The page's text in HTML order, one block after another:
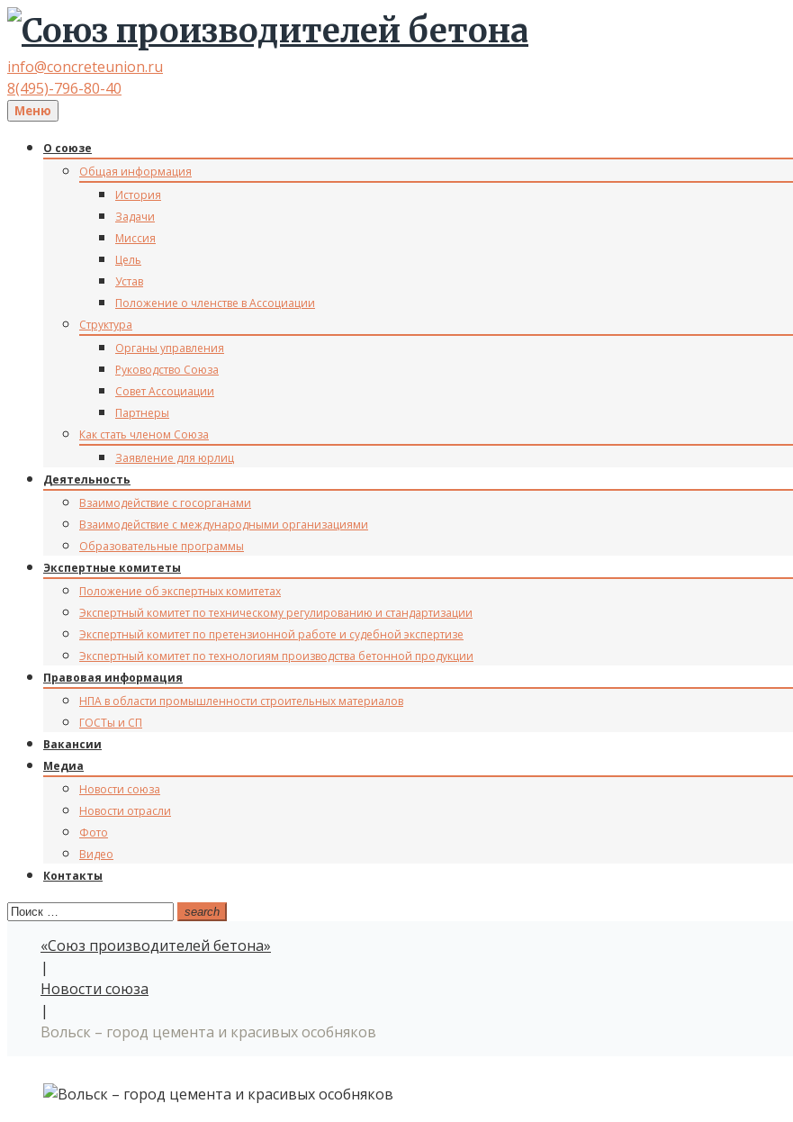
info@concreteunion.ru
8(495)-796-80-40
Меню
О союзе
Общая информация
История
Задачи
Миссия
Цель
Устав
Положение о членстве в Ассоциации
Структура
Органы управления
Руководство Союза
Совет Ассоциации
Партнеры
Как стать членом Союза
Заявление для юрлиц
Деятельность
Взаимодействие с госорганами
Взаимодействие с международными организациями
Образовательные программы
Экспертные комитеты
Положение об экспертных комитетах
Экспертный комитет по техническому регулированию и стандартизации
Экспертный комитет по претензионной работе и судебной экспертизе
Экспертный комитет по технологиям производства бетонной продукции
Правовая информация
НПА в области промышленности строительных материалов
ГОСТы и СП
Вакансии
Медиа
Новости союза
Новости отрасли
Фото
Видео
Контакты
Поиск: search
«Союз производителей бетона»
|
Новости союза
|
Вольск – город цемента и красивых особняков